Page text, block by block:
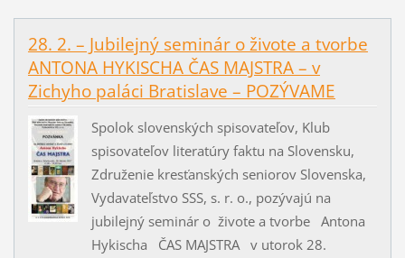
28. 2. – Jubilejný seminár o živote a tvorbe
ANTONA HYKISCHA ČAS MAJSTRA – v
Zichyho paláci Bratislave – POZÝVAME
Spolok slovenských spisovateľov, Klub
spisovateľov literatúry faktu na Slovensku,
Združenie kresťanských seniorov Slovenska,
Vydavateľstvo SSS, s. r. o., pozývajú na
jubilejný seminár o živote a tvorbe Antona
Hykischa ČAS MAJSTRA v utorok 28.